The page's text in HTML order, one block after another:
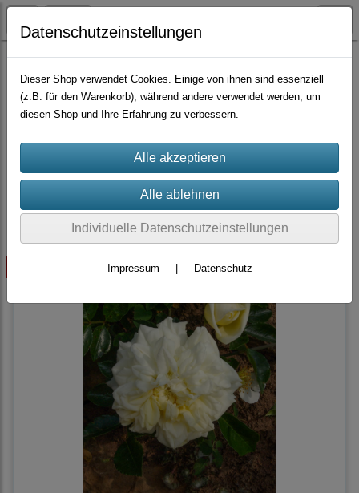
Container-Rosen Rambler
Sortierung wählen
Produkte je Seite
1
Datenschutzeinstellungen
Dieser Shop verwendet Cookies. Einige von ihnen sind essenziell
(z.B. für den Warenkorb), während andere verwendet werden, um
diesen Shop und Ihre Erfahrung zu verbessern.
Individuelle Datenschutzeinstellungen
Impressum Datenschutz